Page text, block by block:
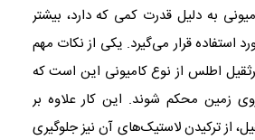
به دلیل قدرت کمی که دارد، بیشتر
استفاده قرار می‌گیرد. یکی از نکات مهم
اطلس از نوع کامیونی این است که
زمین محکم شوند. این کار علاوه بر
از ترکیدن لاستیک‌های آن نیز جلوگیری